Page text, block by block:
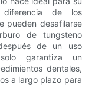
de los
pueden desafilarse
de tungsteno
de un uso
garantiza un
dentales,
a largo plazo para